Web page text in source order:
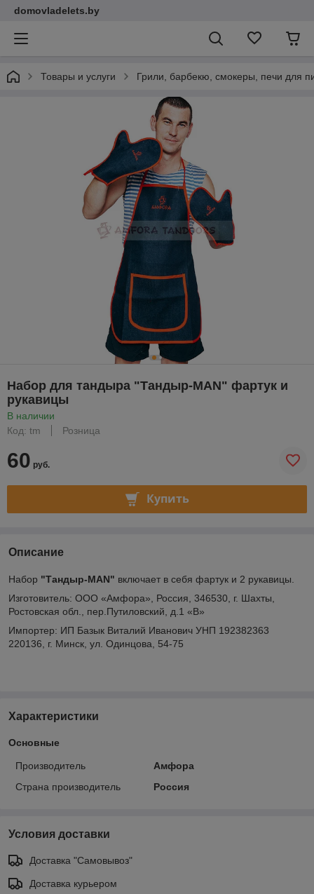
domovladelets.by
Товары и услуги Грили, барбекю, смокеры, печи для
Набор для тандыра "Тандыр-MAN" фартук и
рукавицы
В наличии
Код: tm
Розница
60 руб.
Купить
Описание
Набор "Тандыр-MAN" включает в себя фартук и 2 рукавицы.
Изготовитель: ООО «Амфора», Россия, 346530, г. Шахты,
Ростовская обл., пер.Путиловский, д.1 «В»
Импортер: ИП Базык Виталий Иванович УНП 192382363
220136, г. Минск, ул. Одинцова, 54-75
Характеристики
Основные
Производитель
Амфора
Страна производитель
Россия
Условия доставки
Доставка "Самовывоз"
Доставка курьером